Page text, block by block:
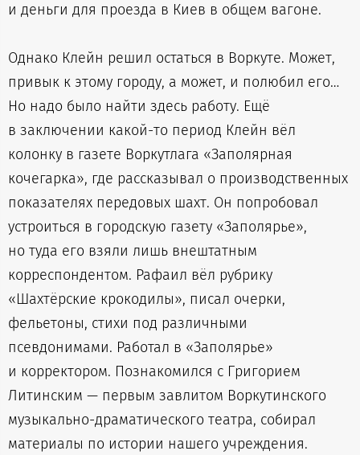
и деньги для проезда в Киев в общем вагоне.
Однако Клейн решил остаться в Воркуте. Может,
привык к этому городу, а может, и полюбил его…
Но надо было найти здесь работу. Ещё
в заключении какой-то период Клейн вёл
колонку в газете Воркутлага «Заполярная
кочегарка», где рассказывал о производственных
показателях передовых шахт. Он попробовал
устроиться в городскую газету «Заполярье»,
но туда его взяли лишь внештатным
корреспондентом. Рафаил вёл рубрику
«Шахтёрские крокодилы», писал очерки,
фельетоны, стихи под различными
псевдонимами. Работал в «Заполярье»
и корректором. Познакомился с Григорием
Литинским — первым завлитом Воркутинского
музыкально-драматического театра, собирал
материалы по истории нашего учреждения.